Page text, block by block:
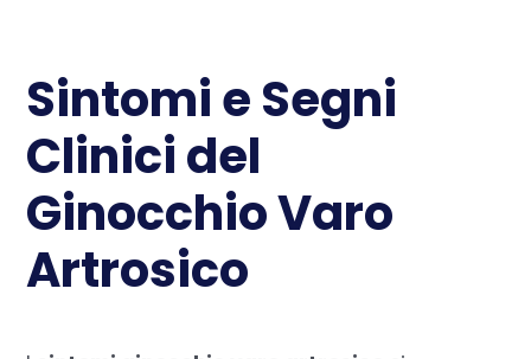
Sintomi e Segni
Clinici del
Ginocchio Varo
Artrosico